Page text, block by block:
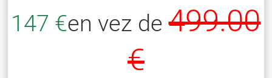
147 €en vez de499.00
€